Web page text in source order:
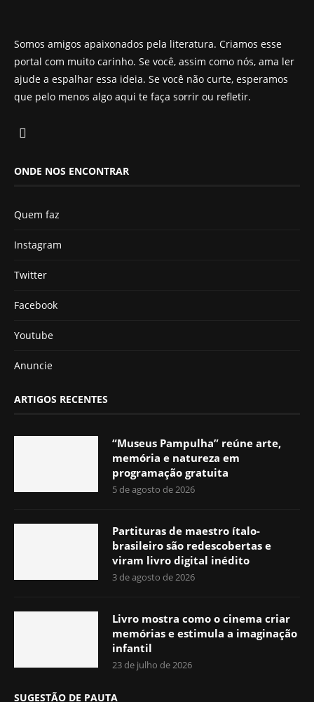
Somos amigos apaixonados pela literatura. Criamos esse
portal com muito carinho. Se você, assim como nós, ama ler
ajude a espalhar essa ideia. Se você não curte, esperamos
que pelo menos algo aqui te faça sorrir ou refletir.
ONDE NOS ENCONTRAR
Quem faz
Instagram
Twitter
Facebook
Youtube
Anuncie
ARTIGOS RECENTES
“Museus Pampulha” reúne arte,
memória e natureza em
programação gratuita
5 de agosto de 2026
Partituras de maestro ítalo-
brasileiro são redescobertas e
viram livro digital inédito
3 de agosto de 2026
Livro mostra como o cinema criar
memórias e estimula a imaginação
infantil
23 de julho de 2026
SUGESTÃO DE PAUTA